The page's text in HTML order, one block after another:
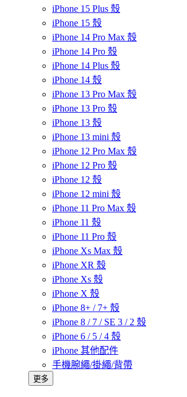
iPhone 15 Plus 殼
iPhone 15 殼
iPhone 14 Pro Max 殼
iPhone 14 Pro 殼
iPhone 14 Plus 殼
iPhone 14 殼
iPhone 13 Pro Max 殼
iPhone 13 Pro 殼
iPhone 13 殼
iPhone 13 mini 殼
iPhone 12 Pro Max 殼
iPhone 12 Pro 殼
iPhone 12 殼
iPhone 12 mini 殼
iPhone 11 Pro Max 殼
iPhone 11 殼
iPhone 11 Pro 殼
iPhone Xs Max 殼
iPhone XR 殼
iPhone Xs 殼
iPhone X 殼
iPhone 8+ / 7+ 殼
iPhone 8 / 7 / SE 3 / 2 殼
iPhone 6 / 5 / 4 殼
iPhone 其他配件
手機腕繩/掛繩/背帶
更多